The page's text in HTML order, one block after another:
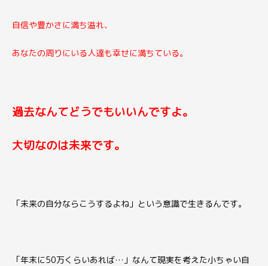
自信や豊かさに満ち溢れ、
あなたの周りにいる人達も幸せに満ちている。
過去なんてどうでもいいんですよ。
大切なのは未来です。
「未来の自分ならこうするよね」という意識で生きるんです。
「年末に50万くらいあれば…」なんて現実を考えた小ちゃい自